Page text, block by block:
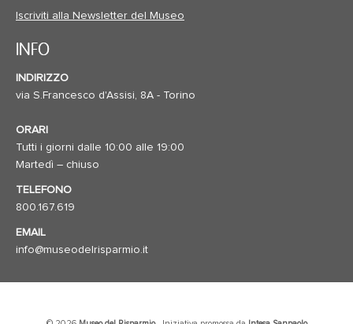
Iscriviti alla Newsletter del Museo
INFO
INDIRIZZO
via S.Francesco d'Assisi, 8A - Torino
ORARI
Tutti i giorni dalle 10:00 alle 19:00
Martedì – chiuso
TELEFONO
800.167.619
EMAIL
info@museodelrisparmio.it